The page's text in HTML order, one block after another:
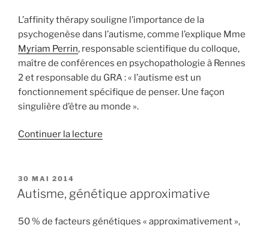
L’affinity thérapy souligne l’importance de la
psychogenèse dans l’autisme, comme l’explique Mme
Myriam Perrin, responsable scientifique du colloque,
maître de conférences en psychopathologie à Rennes
2 et responsable du GRA : « l’autisme est un
fonctionnement spécifique de penser. Une façon
singulière d’être au monde ».
Continuer la lecture
sur
PUBLIÉ
LE
30 MAI 2014
Autisme, génétique approximative
50 % de facteurs génétiques « approximativement »,